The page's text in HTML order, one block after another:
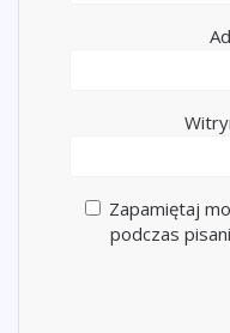
Zapamiętaj
podczas